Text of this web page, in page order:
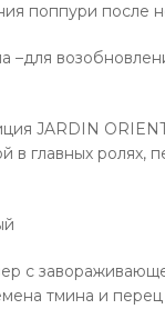
поппури после
–для
JARDIN
главных ролях,
с
тмина и